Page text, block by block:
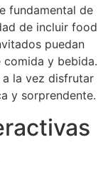
fundamental de
de incluir food
puedan
y bebida.
la vez disfrutar
y sorprendente.